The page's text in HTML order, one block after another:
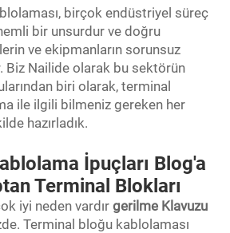
birçok endüstriyel süreç
bir unsurdur ve doğru
ve ekipmanların sorunsuz
Biz Nailide olarak bu sektörün
biri olarak, terminal
ile ilgili bilmeniz gereken her
hazırladık.
İpuçları Blog'a
Terminal Blokları
iyi neden vardır gerilme Klavuzu
Terminal bloğu kablolaması